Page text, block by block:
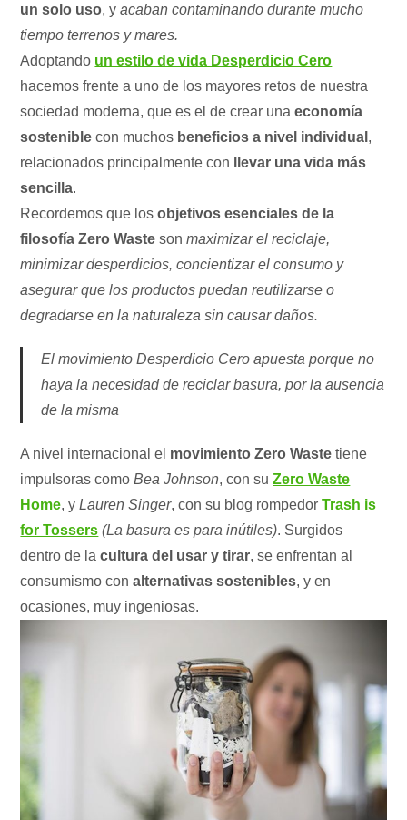
un solo uso, yacaban contaminando durante mucho
tiempo terrenos y mares.
Adoptando un estilo de vida Desperdicio Cero
hacemos frente a uno de los mayores retos de nuestra
sociedad moderna, que es el de crear unaeconomía
sostenible con muchos beneficios a nivel individual ,
relacionados principalmente con
llevar una vida más
sencilla.
Recordemos que losobjetivos esenciales de la
filosofía Zero Waste sonmaximizar el reciclaje,
minimizar desperdicios, concientizar el consumo y
asegurar que los productos puedan reutilizarse o
degradarse en la naturaleza sin causar daños.
El movimiento Desperdicio Cero apuesta porque no
haya la necesidad de reciclar basura, por la ausencia
de la misma
A nivel internacional el movimiento Zero Waste tiene
impulsoras comoBea Johnson, con suZero Waste
Home, yLauren Singer, con su blog rompedorTrash is
for Tossers (La basura es para inútiles). Surgidos
dentro de lacultura del usar y tirar, se enfrentan al
consumismo con alternativas sostenibles, y en
ocasiones, muy ingeniosas.